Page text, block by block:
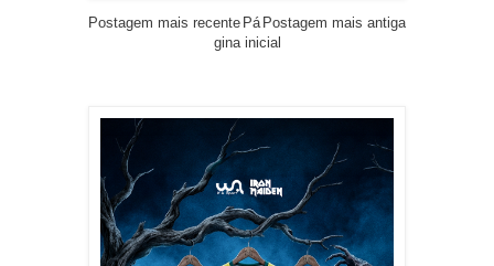
Postagem mais recente Postagem mais antiga
Pá
gina inicial